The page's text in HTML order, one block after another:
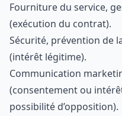
Fourniture du service,
(exécution du contrat).
Sécurité, prévention de
(intérêt légitime).
Communication
(consentement ou
possibilité d’opposition).